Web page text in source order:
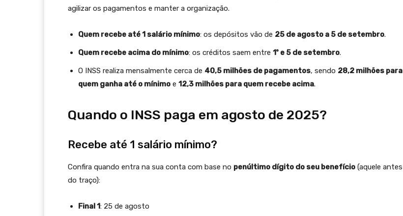
agilizar os pagamentos e manter a organização.
Quem recebe até 1 salário mínimo: os depósitos vão de 25 de agosto a 5 de setembro.
Quem recebe acima do mínimo: os créditos saem entre 1º e 5 de setembro.
O INSS realiza mensalmente cerca de 40,5 milhões de pagamentos, sendo 28,2 milhões para
quem ganha até o mínimo e 12,3 milhões para quem recebe acima.
Quando o INSS paga em agosto de 2025?
Recebe até 1 salário mínimo?
Confira quando entra na sua conta com base no penúltimo dígito do seu benefício (aquele antes
do traço):
Final 1: 25 de agosto